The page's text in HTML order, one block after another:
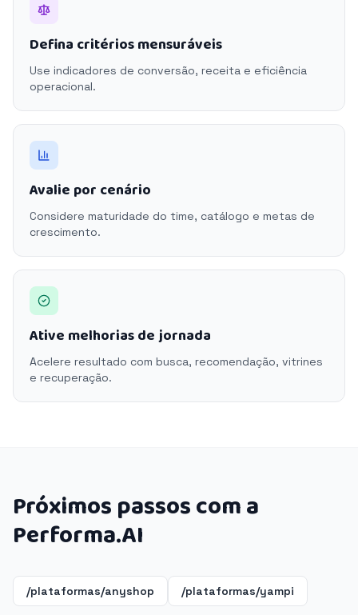
Defina critérios mensuráveis
Use indicadores de conversão, receita e eficiência
operacional.
Avalie por cenário
Considere maturidade do time, catálogo e metas de
crescimento.
Ative melhorias de jornada
Acelere resultado com busca, recomendação, vitrines
e recuperação.
Próximos passos com a
Performa.AI
/plataformas/anyshop /plataformas/yampi